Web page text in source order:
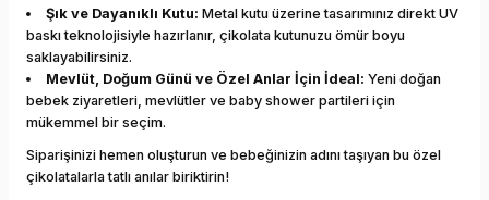
Şık ve Dayanıklı Kutu: Metal kutu üzerine tasarımınız direkt UV
baskı teknolojisiyle hazırlanır, çikolata kutunuzu ömür boyu
saklayabilirsiniz.
Mevlüt, Doğum Günü ve Özel Anlar İçin İdeal: Yeni doğan
bebek ziyaretleri, mevlütler ve baby shower partileri için
mükemmel bir seçim.
Siparişinizi hemen oluşturun ve bebeğinizin adını taşıyan bu özel
çikolatalarla tatlı anılar biriktirin!